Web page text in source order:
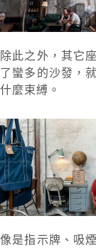
除此之外，其它
了蠻多的沙發，
什麼束縛。
像是指示牌、吸